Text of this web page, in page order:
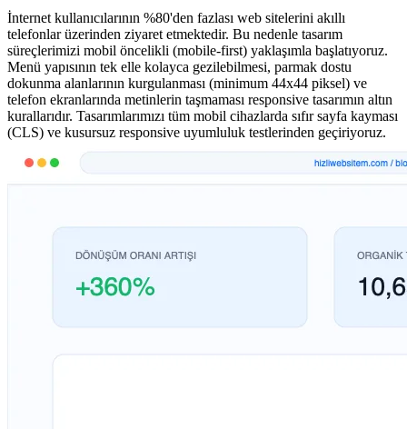
İnternet kullanıcılarının %80'den fazlası web sitelerini akıllı
telefonlar üzerinden ziyaret etmektedir. Bu nedenle tasarım
süreçlerimizi mobil öncelikli (mobile-first) yaklaşımla başlatıyoruz.
Menü yapısının tek elle kolayca gezilebilmesi, parmak dostu
dokunma alanlarının kurgulanması (minimum 44x44 piksel) ve
telefon ekranlarında metinlerin taşmaması responsive tasarımın altın
kurallarıdır. Tasarımlarımızı tüm mobil cihazlarda sıfır sayfa kayması
(CLS) ve kusursuz responsive uyumluluk testlerinden geçiriyoruz.